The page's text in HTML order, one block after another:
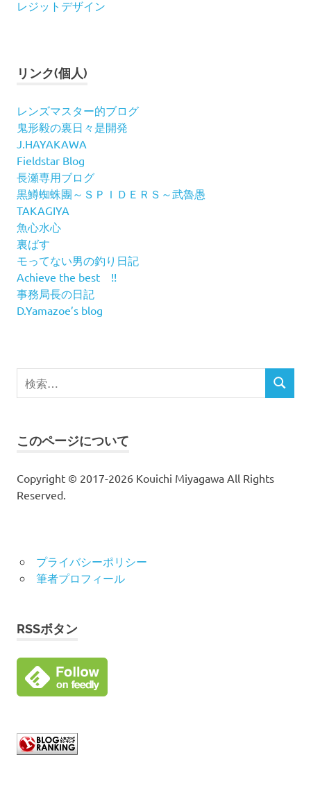
レジットデザイン
リンク(個人)
レンズマスター的ブログ
鬼形毅の裏日々是開発
J.HAYAKAWA
Fieldstar Blog
長瀬専用ブログ
黒鱒蜘蛛團～ＳＰＩＤＥＲＳ～武魯愚
TAKAGIYA
魚心水心
裏ばす
モってない男の釣り日記
Achieve the best !!
事務局長の日記
D.Yamazoe’s blog
検
索
検
このページについて
Copyright © 2017-2026 Kouichi Miyagawa All Rights
Reserved.
プライバシーポリシー
筆者プロフィール
RSSボタン